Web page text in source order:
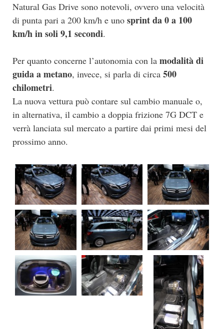
Natural Gas Drive sono notevoli, ovvero una velocità
di punta pari a 200 km/h e uno sprint da 0 a 100
km/h in soli 9,1 secondi.
Per quanto concerne l’autonomia con la modalità di
guida a metano, invece, si parla di circa 500
chilometri.
La nuova vettura può contare sul cambio manuale o,
in alternativa, il cambio a doppia frizione 7G DCT e
verrà lanciata sul mercato a partire dai primi mesi del
prossimo anno.